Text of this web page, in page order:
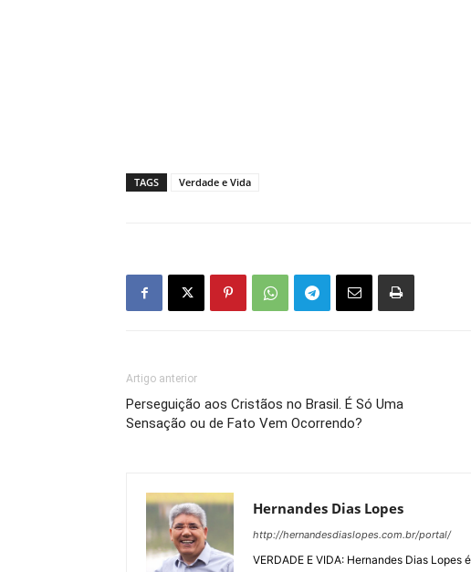
TAGS Verdade e Vida
Artigo anterior
Perseguição aos Cristãos no Brasil. É Só Uma
Sensação ou de Fato Vem Ocorrendo?
Hernandes Dias Lopes
http://hernandesdiaslopes.com.br/portal/
VERDADE E VIDA: Hernandes Dias